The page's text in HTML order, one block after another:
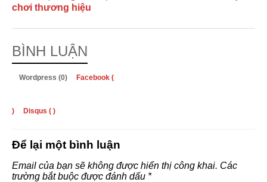
chơi thương hiệu
BÌNH LUẬN
Wordpress (0) Facebook (
) Disqus ( )
Để lại một bình luận
Email của bạn sẽ không được hiển thị công khai. Các
trường bắt buộc được đánh dấu *